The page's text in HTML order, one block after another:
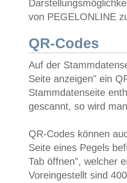
von PEGELONLINE
QR-Codes
Auf der
Seite anzeigen" ein
Stammdatenseite
gescannt, so wird
QR-Codes können
Seite eines Pegels
Tab öffnen", welcher
Voreingestellt sind